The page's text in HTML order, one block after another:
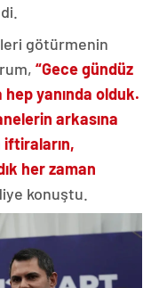
götürmenin
“Gece gündüz
yanında olduk.
arkasına
iftiraların,
her zaman
konuştu.